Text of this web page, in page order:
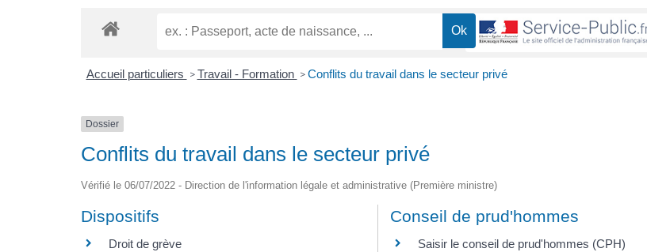
Accueil particuliers > Travail - Formation > Conflits du travail dans le secteur privé
Dossier
Conflits du travail dans le secteur privé
Vérifié le 06/07/2022 - Direction de l'information légale et administrative (Première ministre)
Dispositifs
Droit de grève
Conseil de prud'hommes
Saisir le conseil de prud'hommes (CPH)